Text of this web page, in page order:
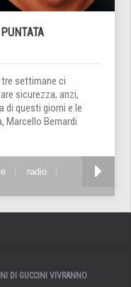
settimane ci
sicurezza, anzi,
di questi giorni e le
Marcello Bernardi
radio
DI GUCCINI VIVRANNO